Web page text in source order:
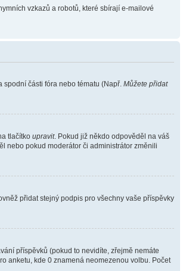
vzkazů a robotů, které sbírají e-mailové
spodní části fóra nebo tématu (Např. Můžete přidat
tlačítko upravit. Pokud již někdo odpověděl na váš
nebo pokud moderátor či administrátor změnili
přidat stejný podpis pro všechny vaše příspěvky
příspěvků (pokud to nevidíte, zřejmě nemáte
anketu, kde 0 znamená neomezenou volbu. Počet